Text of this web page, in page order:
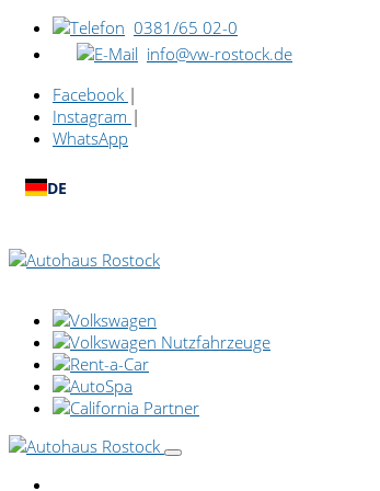
0381/65 02-0
info@vw-rostock.de
Facebook |
Instagram |
WhatsApp
DE